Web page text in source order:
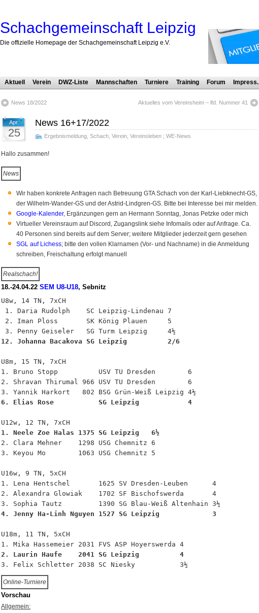
Schachgemeinschaft Leipzig
Die offizielle Homepage der Schachgemeinschaft Leipzig e.V.
Aktuell Verein DWZ-Liste Mannschaften Turniere Training Forum Impress.
News 18/2022 Aktuelles vom Vereinsheim – lfd. Nummer 41
Apr.
25
News 16+17/2022
Ergebnismeldung Schach Verein Vereinsleben ; WE-News
Hallo zusammen!
News
Wir haben konkrete Anfragen nach Betreuung GTA Schach von der Karl-Liebknecht-GS,
der Wilhelm-Wander-GS und der Astrid-Lindgren-GS. Bitte bei Interesse bei mir melden.
Google-Kalender, Ergänzungen gern an Hermann Sonntag, Jonas Petzke oder mich
Virtueller Vereinsraum auf Discord, Zugangslink siehe Infomails oder auf Anfrage. Ca.
40 Personen sind bereits auf dem Server; weitere Mitglieder jederzeit gern gesehen
SGL auf Lichess; bitte den vollen Klarnamen (Vor- und Nachname) in die Anmeldung
schreiben, Freischaltung erfolgt manuell
Realschach!
18.-24.04.22 SEM U8-U18, Sebnitz
U8w, 14 TN, 7xCH
1. Daria Rudolph    SC Leipzig-Lindenau 7
2. Iman Ploss       SK König Plauen     5
12. Johanna Bacakova SG Leipzig          2/6
U8m, 15 TN, 7xCH
1. Bruno Stopp          USV TU Dresden        6
2. Shravan Thirumal 966 USV TU Dresden        6
6. Elias Rose           SG Leipzig            4
1. Neele Zoe Halas 1375 SG Leipzig   6½
2. Clara Mehner    1298 USG Chemnitz 6
3. Keyou Mo        1063 USG Chemnitz 5
U16w, 9 TN, 5xCH
1. Lena Hentschel       1625 SV Dresden-Leuben      4
2. Alexandra Glowiak    1702 SF Bischofswerda       4
4. Jenny Ha-Linh Nguyen 1527 SG Leipzig             3
U18m, 11 TN, 5xCH
2. Laurin Haufe    2041 SG Leipzig          4
Online-Turniere
Vorschau
Allgemein: